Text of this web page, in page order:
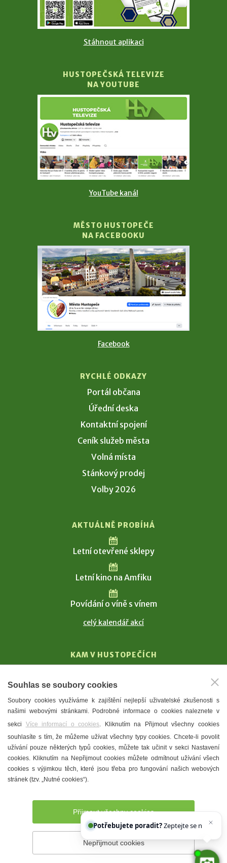
Stáhnout aplikaci
HUSTOPEČSKÁ TELEVIZE
NA YOUTUBE
YouTube kanál
MĚSTO HUSTOPEČE
NA FACEBOOKU
Facebook
RYCHLÉ ODKAZY
Portál občana
Úřední deska
Kontaktní spojení
Ceník služeb města
Volná místa
Stánkový prodej
Volby 2026
AKTUÁLNĚ PROBÍHÁ
Letní otevřené sklepy
Letní kino na Amfiku
Povídání o víně s vínem
celý kalendář akcí
KAM V HUSTOPEČÍCH
T. G. Masaryk
Mandloně
Ubytování
Restaurace
Městské muzeum a galerie
Denní meníčka
Prohlášení o přístupnosti Správce webu
Souhlas se soubory cookies
Soubory cookies využíváme k zajištění nejlepší uživatelské zkušenosti s
našimi webovými stránkami. Podrobné informace o cookies naleznete v
sekci Více informací o cookies. Kliknutím na Přijmout všechny cookies
souhlasíte s tím, že můžeme užívat všechny typy cookies. Chcete-li povolit
užívání pouze některých typů cookies, můžete tak učinit v sekci Nastavení
cookies. Kliknutím na Nepřijmout cookies můžete odmítnout užívání všech
cookies s výjimkou těch, které jsou třeba pro fungování našich webových
stránek (tzv. „Nutné cookies“).
Přijmout všechny cookies
Nepřijmout cookies
Potřebujete poradit?